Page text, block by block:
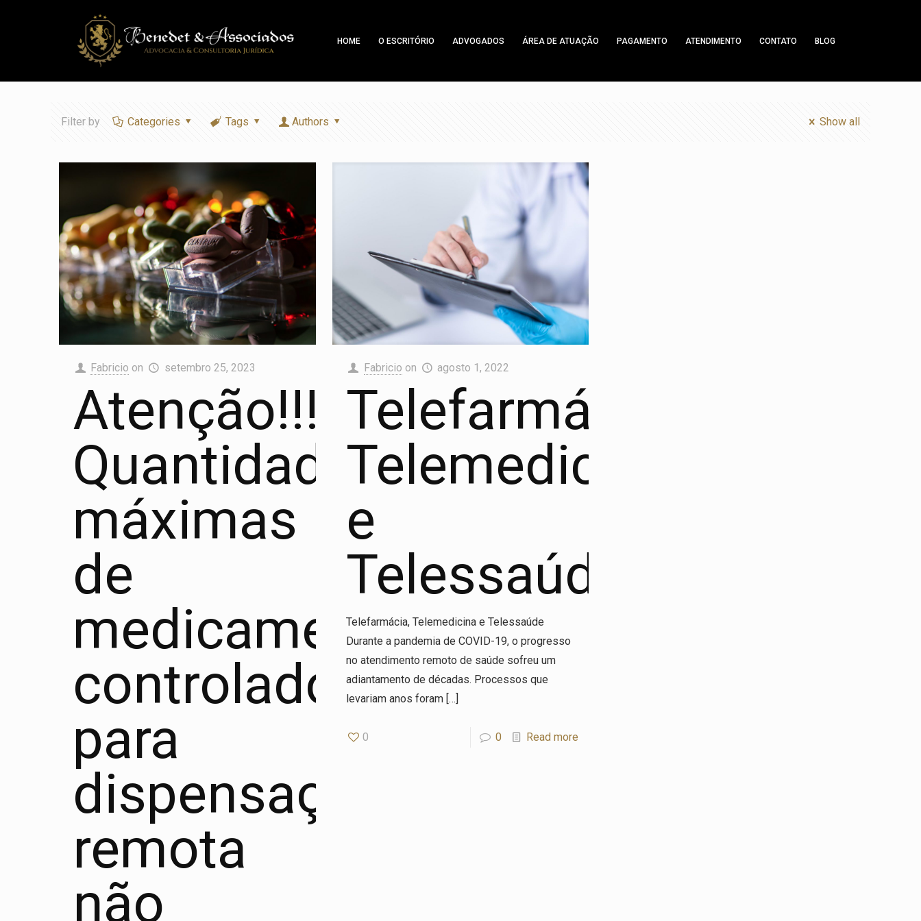
HOME O ESCRITÓRIO ADVOGADOS ÁREA DE ATUAÇÃO PAGAMENTO ATENDIMENTO CONTATO BLOG
Filter by Categories Tags Authors Show all
Fabricio on setembro 25, 2023
Atenção!!!
Quantidades
máximas
de
medicamentos
controlados
para
dispensação
remota
não
Fabricio on agosto 1, 2022
Telefarmácia,
Telemedicina
e
Telessaúde
Telefarmácia, Telemedicina e Telessaúde
Durante a pandemia de COVID-19, o progresso
no atendimento remoto de saúde sofreu um
adiantamento de décadas. Processos que
levariam anos foram[…]
0 0 Read more